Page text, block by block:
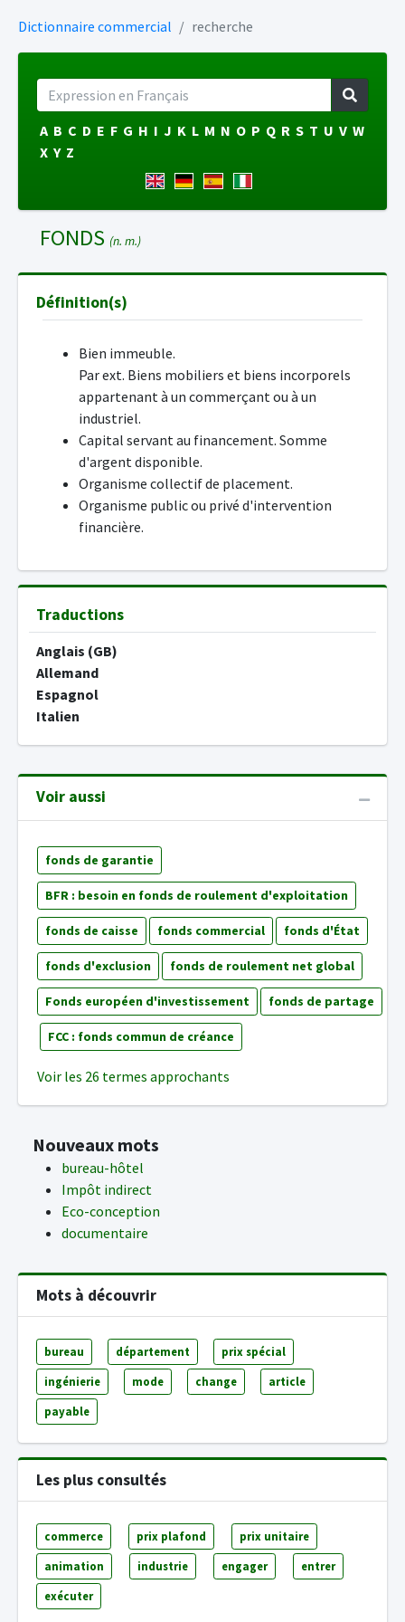
Dictionnaire commercial recherche
A B C D E F G H I J K L M N O P Q R S T U V W
X Y Z
FONDS (n. m.)
Définition(s)
Bien immeuble.
Par ext. Biens mobiliers et biens incorporels
appartenant à un commerçant ou à un
industriel.
Capital servant au financement. Somme
d'argent disponible.
Organisme collectif de placement.
Organisme public ou privé d'intervention
financière.
Traductions
Anglais (GB)
Allemand
Espagnol
Italien
Voir aussi
fonds de garantie
BFR : besoin en fonds de roulement d'exploitation
fonds de caisse fonds commercial fonds d'État
fonds d'exclusion fonds de roulement net global
Fonds européen d'investissement fonds de partage
FCC : fonds commun de créance
Voir les 26 termes approchants
Nouveaux mots
bureau-hôtel
Impôt indirect
Eco-conception
documentaire
Mots à découvrir
bureau département prix spécial
ingénierie mode change article
payable
Les plus consultés
commerce prix plafond prix unitaire
animation industrie engager entrer
exécuter